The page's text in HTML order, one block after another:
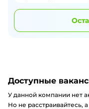
Доступные
У данной компании нет
Но не расстраивайтесь,